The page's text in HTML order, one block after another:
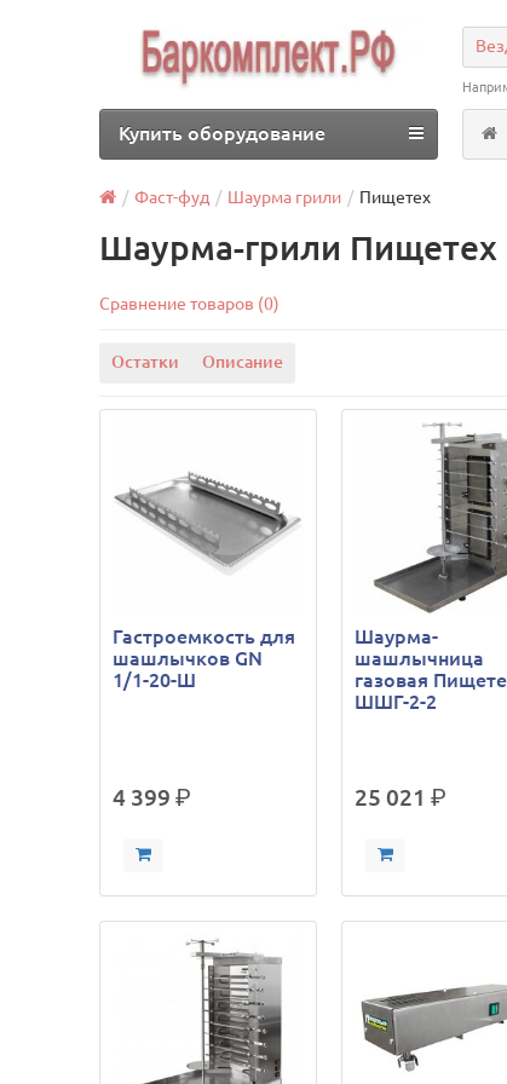
Купить оборудование
Фаст-фуд Шаурма грили Пищетех
Шаурма-грили Пищетех
Сравнение товаров (0)
Остатки Описание
Гастроемкость для
шашлычков GN
1/1-20-Ш
4 399р.
Шаурма-
шашлычница
газовая
ШШГ-2-2
25 021р.